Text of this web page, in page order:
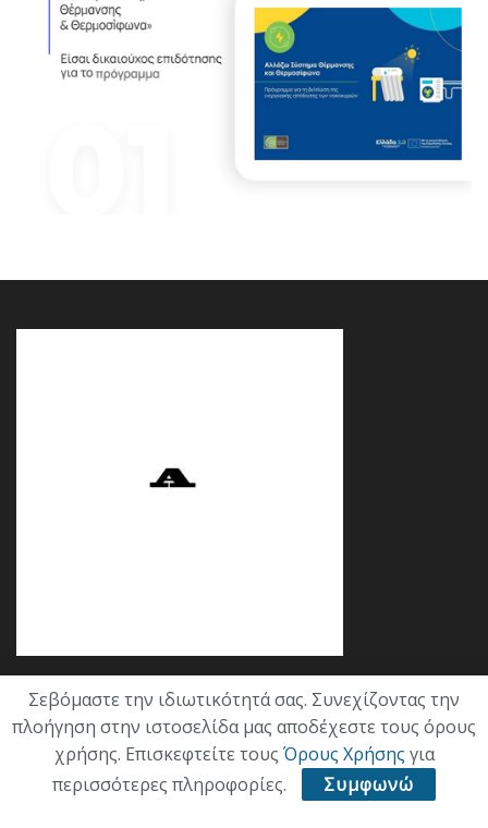
Κατηγορίες
ΕΠΙΚΑΙΡΟΤΗΤΑ
Σεβόμαστε την ιδιωτικότητά σας. Συνεχίζοντας την
πλοήγηση στην ιστοσελίδα μας αποδέχεστε τους όρους
χρήσης. Επισκεφτείτε τους Όρους Χρήσης για
περισσότερες πληροφορίες.
Συμφωνώ